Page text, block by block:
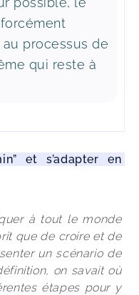
processus de
qui reste à
et s’adapter en
à tout le monde
que de croire et de
un scénario de
on savait où
étapes pour y